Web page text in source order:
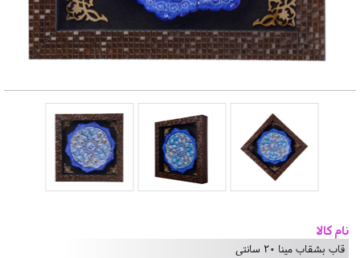
نام کالا
قاب بشقاب مینا 20 سانتی